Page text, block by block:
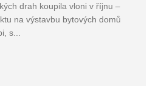
drah koupila vloni v říjnu –
na výstavbu bytových domů
s...